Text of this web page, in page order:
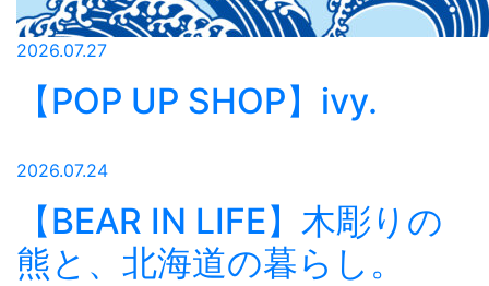
2026.07.27
【POP UP SHOP】ivy.
2026.07.24
【BEAR IN LIFE】木彫りの
熊と、北海道の暮らし。